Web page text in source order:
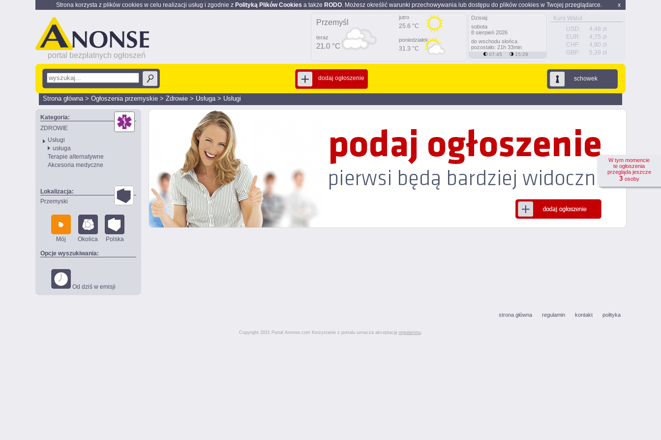
x
Strona korzysta z plików cookies w celu realizacji usług i zgodnie z Polityką Plików Cookies a także RODO. Możesz określić warunki przechowywania lub dostępu do plików cookies w Twojej przeglądarce.
portal bezpłatnych ogłoszeń
Kurs Walut
USD:
4,48 zł
EUR:
4,75 zł
CHF:
4,80 zł
GBP:
5,39 zł
Przemyśl
teraz
21.0 °C
jutro
25.6 °C
poniedziałek
31.3 °C
Dzisiaj:
sobota
8 sierpień 2026
do wschodu słońca
pozostało: 21h 33min
07:45 15:29
schowek
dodaj ogłoszenie
Strona główna> Ogłoszenia przemyskie > Zdrowie > Usługa> Usługi
Kategoria:
ZDROWIE
Usługi
usługa
Terapie alternatywne
Akcesoria medyczne
Lokalizacja:
Przemyski
Mój Okolica Polska
Opcje wyszukiwania:
Od dziś w emisji
W tym momencie
te ogłoszenia
przegląda jeszcze
3 osoby
strona główna regulamin kontakt polityka
Copyright 2021 Portal Anonse.com Korzystanie z portalu oznacza akceptację regulaminu.